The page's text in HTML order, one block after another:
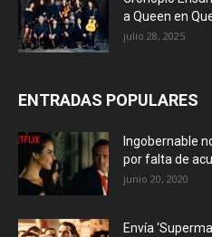
a Queen en
julio 28, 2025
ENTRADAS POPULARES
Ingobernable
por falta de
junio 20, 2020
Envía